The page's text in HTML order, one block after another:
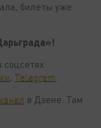
билеты уже
, Telegram
в Дзене. Там